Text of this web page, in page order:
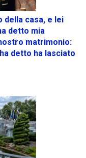
della casa, e lei
detto mia
matrimonio:
detto ha lasciato